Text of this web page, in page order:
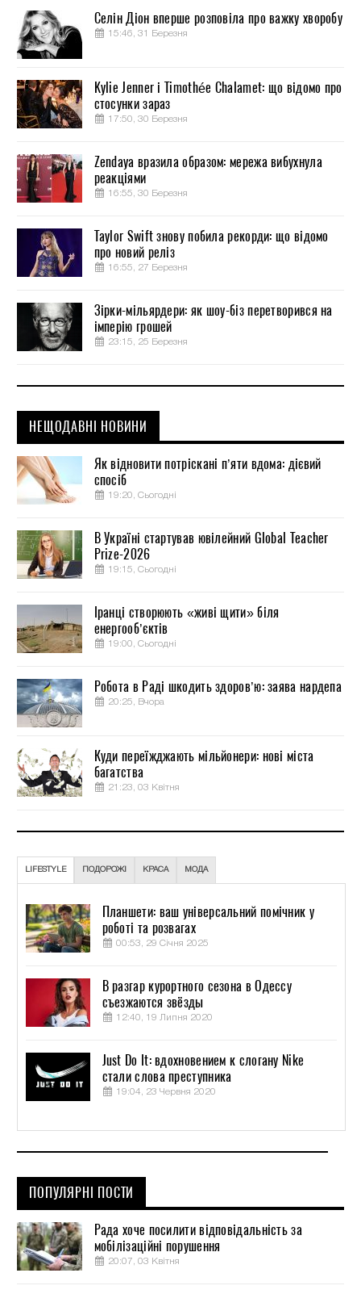
Селін Діон вперше розповіла про важку хворобу
15:46, 31 Березня
Kylie Jenner і Timothée Chalamet: що відомо про
стосунки зараз
17:50, 30 Березня
Zendaya вразила образом: мережа вибухнула
реакціями
16:55, 30 Березня
Taylor Swift знову побила рекорди: що відомо
про новий реліз
16:55, 27 Березня
Зірки-мільярдери: як шоу-біз перетворився на
імперію грошей
23:15, 25 Березня
НЕЩОДАВНІ НОВИНИ
Як відновити потріскані п’яти вдома: дієвий
спосіб
19:20, Сьогодні
В Україні стартував ювілейний Global Teacher
Prize-2026
19:15, Сьогодні
Іранці створюють «живі щити» біля
енергооб’єктів
19:00, Сьогодні
Робота в Раді шкодить здоров’ю: заява нардепа
20:25, Вчора
Куди переїжджають мільйонери: нові міста
багатства
21:23, 03 Квітня
LIFESTYLE ПОДОРОЖІ КРАСА МОДА
Планшети: ваш універсальний помічник у
роботі та розвагах
00:53, 29 Січня 2025
В разгар курортного сезона в Одессу
съезжаются звёзды
12:40, 19 Липня 2020
Just Do It: вдохновением к слогану Nike
стали слова преступника
19:04, 23 Червня 2020
ПОПУЛЯРНІ ПОСТИ
Рада хоче посилити відповідальність за
мобілізаційні порушення
20:07, 03 Квітня